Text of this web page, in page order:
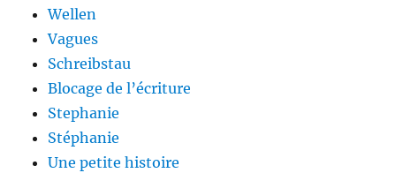
Wellen
Vagues
Schreibstau
Blocage de l’écriture
Stephanie
Stéphanie
Une petite histoire